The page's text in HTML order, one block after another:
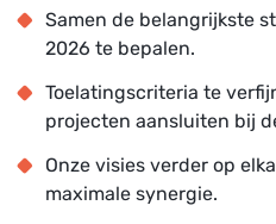
Samen de belangrijkste
2026 te bepalen.
Toelatingscriteria te
projecten aansluiten bij
Onze visies verder op
maximale synergie.